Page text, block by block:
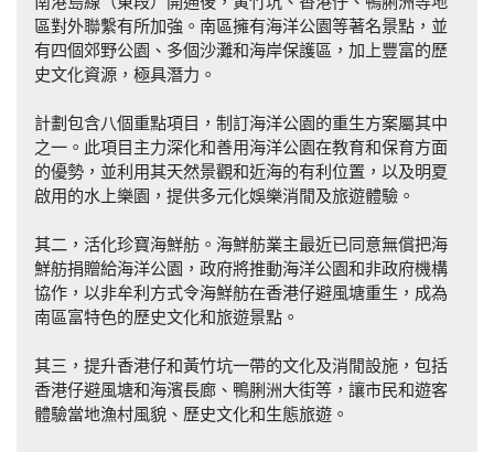
區對外聯繫有所加強。南區擁有海洋公園等著名景點，並
有四個郊野公園、多個沙灘和海岸保護區，加上豐富的歷
史文化資源，極具潛力。
計劃包含八個重點項目，制訂海洋公園的重生方案屬其中
之一。此項目主力深化和善用海洋公園在教育和保育方面
的優勢，並利用其天然景觀和近海的有利位置，以及明夏
啟用的水上樂園，提供多元化娛樂消閒及旅遊體驗。
其二，活化珍寶海鮮舫。海鮮舫業主最近已同意無償把海
鮮舫捐贈給海洋公園，政府將推動海洋公園和非政府機構
協作，以非牟利方式令海鮮舫在香港仔避風塘重生，成為
南區富特色的歷史文化和旅遊景點。
其三，提升香港仔和黃竹坑一帶的文化及消閒設施，包括
香港仔避風塘和海濱長廊、鴨脷洲大街等，讓市民和遊客
體驗當地漁村風貌、歷史文化和生態旅遊。